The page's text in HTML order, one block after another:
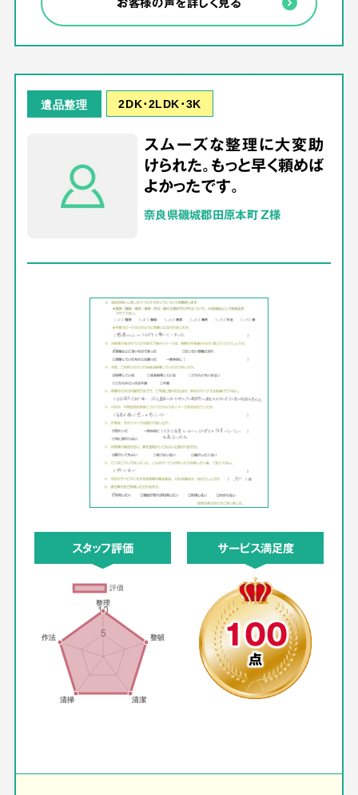
遺品整理 2DK･2LDK･3K
スムーズな整理に大変助
けられた。もっと早く頼めば
よかったです。
奈良県磯城郡田原本町 Z様
スタッフ評価 サービス満足度
100
点